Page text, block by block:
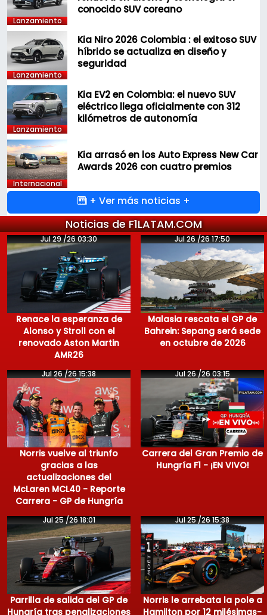
Lanzamiento
conocido SUV coreano
Lanzamiento
Kia Niro 2026 Colombia : el exitoso SUV
híbrido se actualiza en diseño y
seguridad
Lanzamiento
Kia EV2 en Colombia: el nuevo SUV
eléctrico llega oficialmente con 312
kilómetros de autonomía
Internacional
Kia arrasó en los Auto Express New Car
Awards 2026 con cuatro premios
+ Ver más noticias +
Noticias de F1LATAM.COM
Jul 29 /26 03:30
Renace la esperanza de
Alonso y Stroll con el
renovado Aston Martin
AMR26
Jul 26 /26 17:50
Malasia rescata el GP de
Bahrein: Sepang será sede
en octubre de 2026
Jul 26 /26 15:38
Norris vuelve al triunfo
gracias a las
actualizaciones del
McLaren MCL40 - Reporte
Carrera - GP de Hungría
Jul 26 /26 03:15
Carrera del Gran Premio de
Hungría F1 - ¡EN VIVO!
Jul 25 /26 18:01
Parrilla de salida del GP de
Hungría tras penalizaciones
Jul 25 /26 15:38
Norris le arrebata la pole a
Hamilton por 12 milésimas-